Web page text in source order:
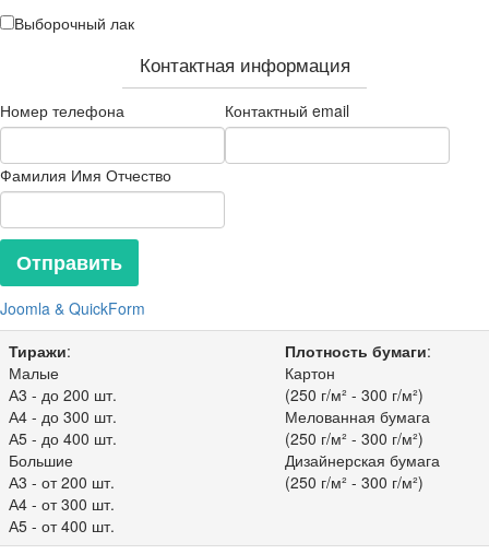
Выборочный лак
Контактная информация
Номер телефона Контактный email
Фамилия Имя Отчество
Joomla & QuickForm
Тиражи:
Малые
А3 - до 200 шт.
А4 - до 300 шт.
А5 - до 400 шт.
Большие
А3 - от 200 шт.
А4 - от 300 шт.
А5 - от 400 шт.
Плотность бумаги:
Картон
(250 г/м² - 300 г/м²)
Мелованная бумага
(250 г/м² - 300 г/м²)
Дизайнерская бумага
(250 г/м² - 300 г/м²)